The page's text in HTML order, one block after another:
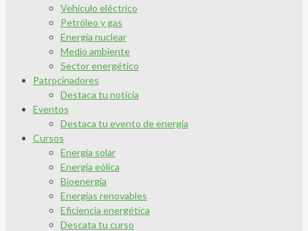
Vehículo eléctrico
Petróleo y gas
Energía nuclear
Medio ambiente
Sector energético
Patrocinadores
Destaca tu noticia
Eventos
Destaca tu evento de energía
Cursos
Energía solar
Energía eólica
Bioenergía
Energías renovables
Eficiencia energética
Descata tu curso